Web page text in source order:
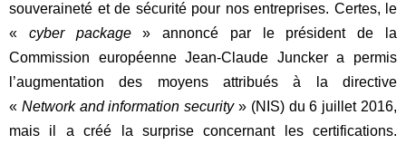
souveraineté et de sécurité pour nos entreprises. Certes, le
« cyber package» annoncé par le président de la
Commission européenne Jean-Claude Juncker a permis
l’augmentation des moyens attribués à la directive
« Network and information security» (NIS) du 6 juillet 2016,
mais il a créé la surprise concernant les certifications.